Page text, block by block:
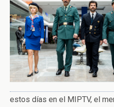
estos días en el MIPTV, el